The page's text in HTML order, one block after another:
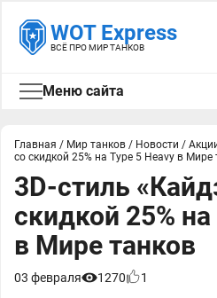
WOT Express
ВСЁ ПРО МИР ТАНКОВ
Меню сайта
Главная / Мир танков / Новости /
со скидкой 25% на Type 5 Heavy в Мире
3D-стиль
скидкой 25%
в Мире танков
03 февраля 1270 1